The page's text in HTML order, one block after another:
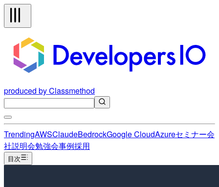
produced by Classmethod
TrendingAWSClaudeBedrockGoogle CloudAzureセミナー会
社説明会勉強会事例採用
目次